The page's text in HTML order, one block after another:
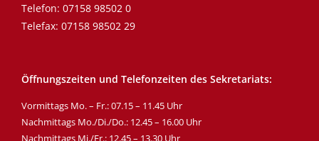
Telefon: 07158 98502 0
Telefax: 07158 98502 29
Öffnungszeiten und Telefonzeiten des Sekretariats:
Vormittags Mo. – Fr.: 07.15 – 11.45 Uhr
Nachmittags Mo./Di./Do.: 12.45 – 16.00 Uhr
Nachmittags Mi./Fr.: 12.45 – 13.30 Uhr